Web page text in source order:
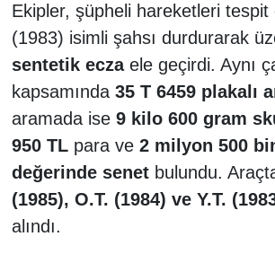
Ekipler, şüpheli hareketleri tespit
(1983) isimli şahsı durdurarak
sentetik eczaele geçirdi. Aynı
kapsamında 35 T 6459 plakalı
aramada ise 9 kilo 600 gram
950 TLpara ve 2 milyon 500
değerinde senetbulundu.
(1985), O.T. (1984) ve Y.T.
alındı.